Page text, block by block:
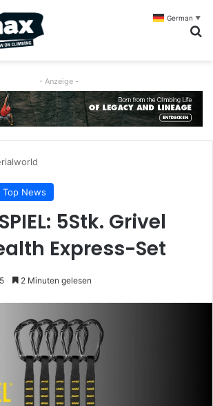
- Anzeige -
Top News
5Stk. Grivel
Express-Set
2 Minuten gelesen
German ▼